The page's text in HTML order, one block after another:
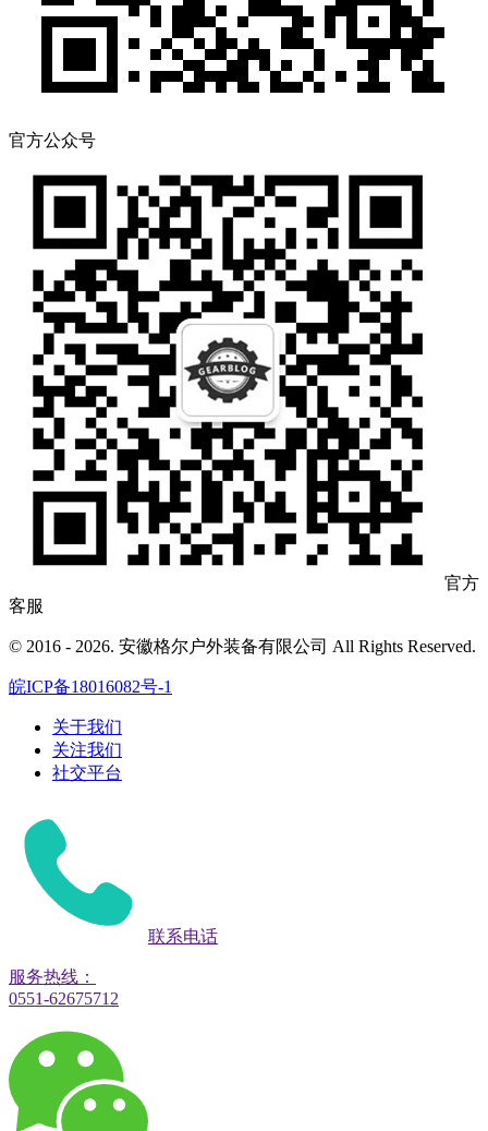
官方公众号
官方
客服
© 2016 - 2026. 安徽格尔户外装备有限公司 All Rights Reserved.
皖ICP备18016082号-1
关于我们
关注我们
社交平台
联系电话
服务热线：
0551-62675712